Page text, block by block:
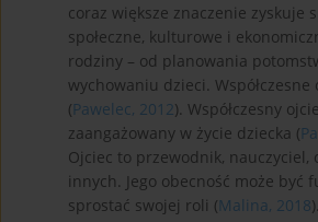
coraz większe znaczenie zyskuje
społeczne, kulturowe i
rodziny – od planowania
wychowaniu dzieci.
(Pawelec, 2012). Współczesny
zaangażowany w życie dziecka (
Ojciec to przewodnik,
innych. Jego obecność może
sprostać swojej roli (Malina, 2018).